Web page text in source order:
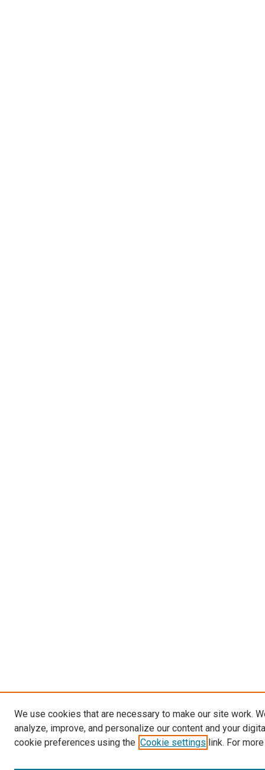
We use cookies that are necessary to make our site work.
analyze, improve, and personalize our content and your
cookie preferences using the Cookie settings link. For